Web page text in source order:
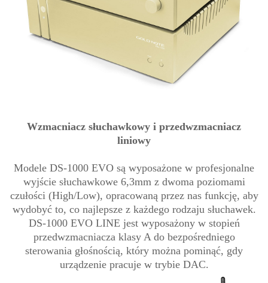
Wzmacniacz słuchawkowy i przedwzmacniacz
liniowy
Modele DS-1000 EVO są wyposażone w profesjonalne
wyjście słuchawkowe 6,3mm z dwoma poziomami
czułości (High/Low), opracowaną przez nas funkcję, aby
wydobyć to, co najlepsze z każdego rodzaju słuchawek.
DS-1000 EVO LINE jest wyposażony w stopień
przedwzmacniacza klasy A do bezpośredniego
sterowania głośnością, który można pominąć, gdy
urządzenie pracuje w trybie DAC.